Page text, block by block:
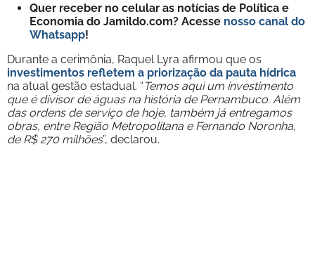
Quer receber no celular as notícias de Política e
Economia do Jamildo.com? Acesse nosso canal do
Whatsapp!
Durante a cerimônia, Raquel Lyra afirmou que os
investimentos refletem a priorização da pauta hídrica
na atual gestão estadual. “ Temos aqui um investimento
que é divisor de águas na história de Pernambuco. Além
das ordens de serviço de hoje, também já entregamos
obras, entre Região Metropolitana e Fernando Noronha,
de R$ 270 milhões”, declarou.